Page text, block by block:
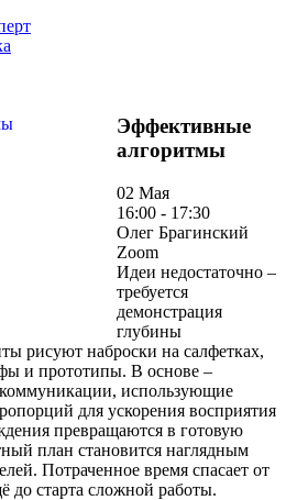
Эффективные
алгоритмы
02 Мая
16:00 - 17:30
Олег Брагинский
Zoom
Идеи недостаточно –
требуется
демонстрация
глубины
рисуют наброски на салфетках,
и прототипы. В основе –
использующие
для ускорения восприятия
превращаются в готовую
план становится наглядным
Потраченное время спасает от
до старта сложной работы.